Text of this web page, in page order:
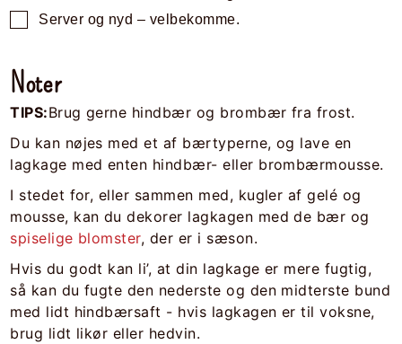
Server og nyd – velbekomme.
Noter
TIPS:Brug gerne hindbær og brombær fra frost.
Du kan nøjes med et af bærtyperne, og lave en
lagkage med enten hindbær- eller brombærmousse.
I stedet for, eller sammen med, kugler af gelé og
mousse, kan du dekorer lagkagen med de bær og
spiselige blomster, der er i sæson.
Hvis du godt kan li’, at din lagkage er mere fugtig,
så kan du fugte den nederste og den midterste bund
med lidt hindbærsaft - hvis lagkagen er til voksne,
brug lidt likør eller hedvin.